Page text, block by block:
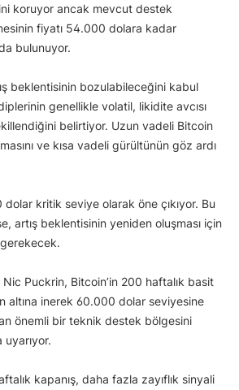
koruyor ancak mevcut destek
fiyatı 54.000 dolara kadar
bulunuyor.
beklentisinin bozulabileceğini kabul
genellikle volatil, likidite avcısı
belirtiyor. Uzun vadeli Bitcoin
ve kısa vadeli gürültünün göz ardı
kritik seviye olarak öne çıkıyor. Bu
artış beklentisinin yeniden oluşması için
Puckrin, Bitcoin’in 200 haftalık basit
altına inerek 60.000 dolar seviyesine
önemli bir teknik destek bölgesini
kapanış, daha fazla zayıflık sinyali